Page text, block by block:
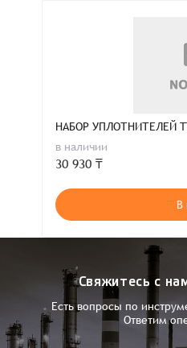
НАБОР УПЛОТНИТЕЛЕЙ
в наличии
30 930 ₸
В
Свяжитесь с
Есть вопросы по
Ответим